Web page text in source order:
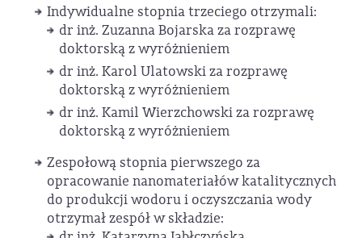
Indywidualne stopnia trzeciego otrzymali:
dr inż. Zuzanna Bojarska za rozprawę
doktorską z wyróżnieniem
dr inż. Karol Ulatowski za rozprawę
doktorską z wyróżnieniem
dr inż. Kamil Wierzchowski za rozprawę
doktorską z wyróżnieniem
Zespołową stopnia pierwszego za
opracowanie nanomateriałów katalitycznych
do produkcji wodoru i oczyszczania wody
otrzymał zespół w składzie: